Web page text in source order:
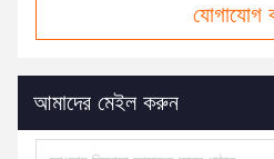
যোগাযোগ
আমাদের মেইল ​​করুন